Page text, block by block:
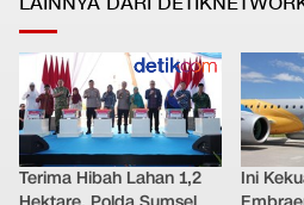
Terima Hibah Lahan 1,2
Ini